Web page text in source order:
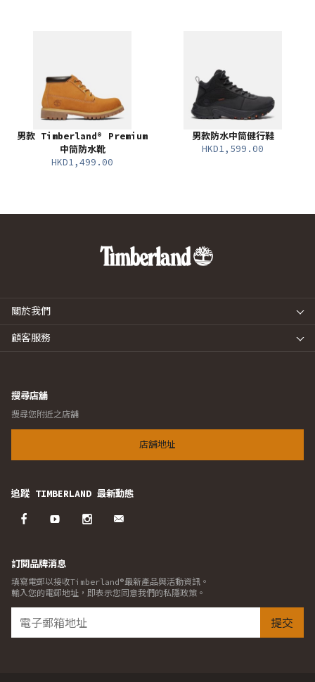
男款 Timberland® Premium
中筒防水靴
HKD1,499.00
男款防水中筒健行鞋
HKD1,599.00
關於我們
顧客服務
搜尋店舖
搜尋您附近之店舖
店舖地址
追蹤 TIMBERLAND 最新動態
訂閱品牌消息
填寫電郵以接收Timberland®最新產品與活動資訊。
輸入您的電郵地址，即表示您同意我們的私隱政策。
提交